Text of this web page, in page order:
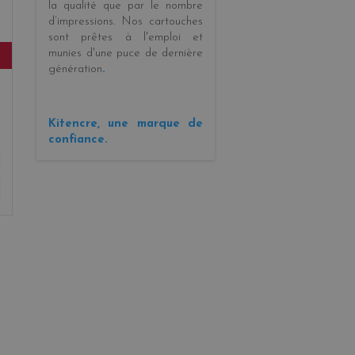
la qualité que par le nombre
d’impressions. Nos cartouches
sont prêtes à l'emploi et
munies d'une puce de dernière
génération.
Kitencre, une marque de
confiance.